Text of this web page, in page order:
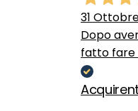
31
Dopo
fatto fare